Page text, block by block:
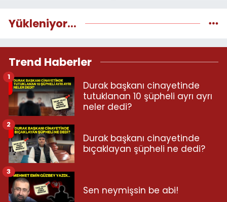
Yükleniyor...
Trend Haberler
Durak başkanı cinayetinde
tutuklanan 10 şüpheli ayrı ayrı
neler dedi?
1
Durak başkanı cinayetinde
bıçaklayan şüpheli ne dedi?
2
Sen neymişsin be abi!
3